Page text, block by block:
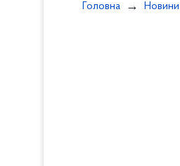
Головна Новини